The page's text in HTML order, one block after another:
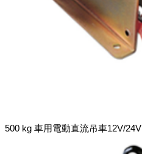
500 kg 車用電動直流吊車12V/24V